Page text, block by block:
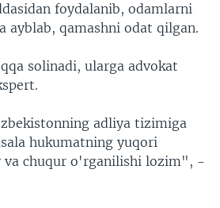
foydalanib, odamlarni
ayblab, qamashni odat qilgan.
solinadi, ularga advokat
adliya tizimiga
hukumatning yuqori
va chuqur o'rganilishi lozim", -